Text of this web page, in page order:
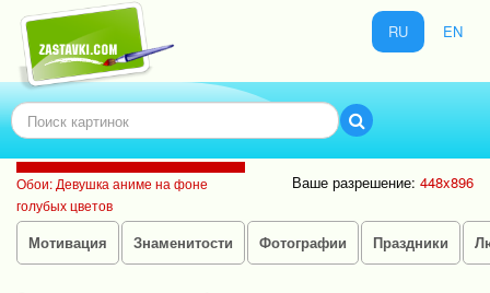
RU EN
Обои: Девушка аниме на фоне
голубых цветов
Ваше разрешение: 448x896
Мотивация Знаменитости Фотографии Праздники